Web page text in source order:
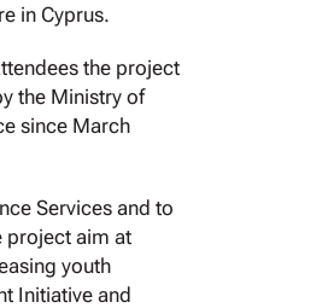
in Cyprus.
the project
the Ministry of
since March
Services and to
project aim at
youth
Initiative and